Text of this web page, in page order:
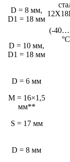
(-
D = 8 мм,
D1 = 18 мм
D = 10 мм,
D1 = 18 мм
D = 6 мм
M = 16×1,5
мм**
S = 17 мм
D = 8 мм